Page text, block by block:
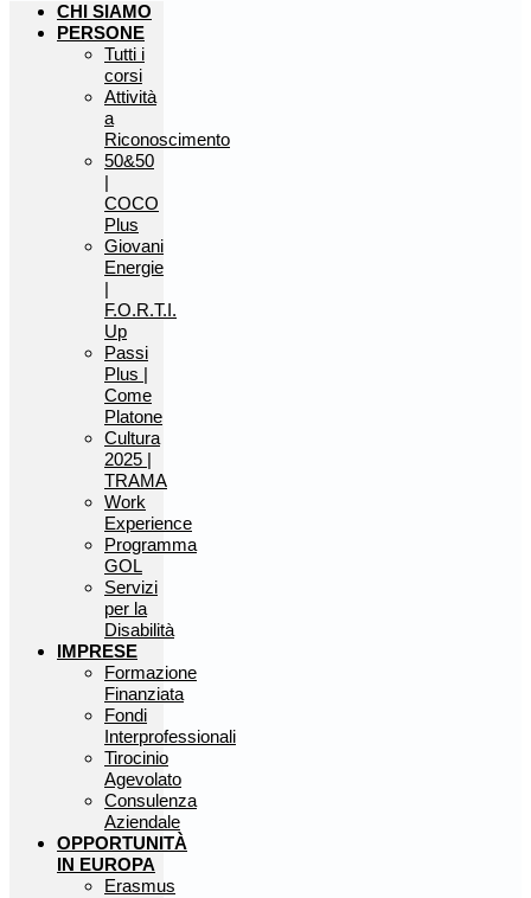
CHI SIAMO
PERSONE
Tutti i
corsi
Attività
a
Riconoscimento
50&50
|
COCO
Plus
Giovani
Energie
|
F.O.R.T.I.
Up
Passi
Plus |
Come
Platone
Cultura
2025 |
TRAMA
Work
Experience
Programma
GOL
Servizi
per la
Disabilità
IMPRESE
Formazione
Finanziata
Fondi
Interprofessionali
Tirocinio
Agevolato
Consulenza
Aziendale
OPPORTUNITÀ
IN EUROPA
Erasmus